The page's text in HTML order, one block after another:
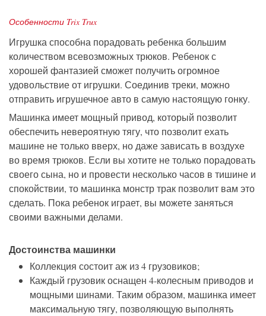
Особенности Trix Trux
Игрушка способна порадовать ребенка большим
количеством всевозможных трюков. Ребенок с
хорошей фантазией сможет получить огромное
удовольствие от игрушки. Соединив треки, можно
отправить игрушечное авто в самую настоящую гонку.
Машинка имеет мощный привод, который позволит
обеспечить невероятную тягу, что позволит ехать
машине не только вверх, но даже зависать в воздухе
во время трюков. Если вы хотите не только порадовать
своего сына, но и провести несколько часов в тишине и
спокойствии, то машинка монстр трак позволит вам это
сделать. Пока ребенок играет, вы можете заняться
своими важными делами.
Достоинства машинки
Коллекция состоит аж из 4 грузовиков;
Каждый грузовик оснащен 4-колесным приводов и
мощными шинами. Таким образом, машинка имеет
максимальную тягу, позволяющую выполнять